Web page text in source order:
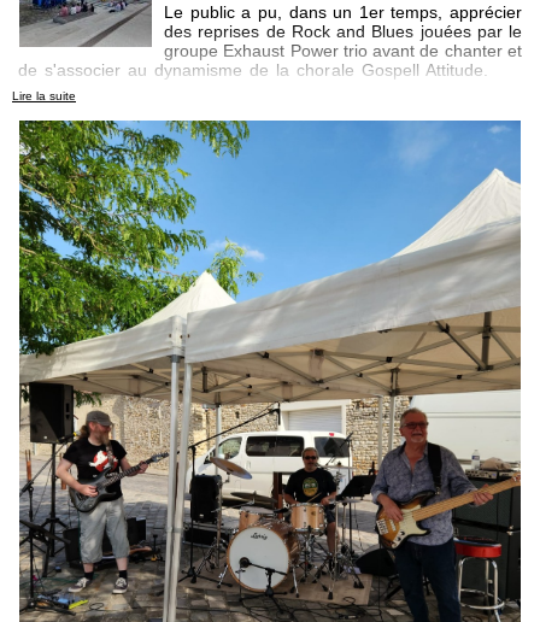
Le public a pu, dans un 1er temps, apprécier
des reprises de Rock and Blues jouées par le
groupe Exhaust Power trio avant de chanter et
de s'associer au dynamisme de la chorale Gospell Attitude.
vidéo
ICI
merci également au food truck Bam et ses hamburgers qui ont
régalé nos papilles.
Lire la suite